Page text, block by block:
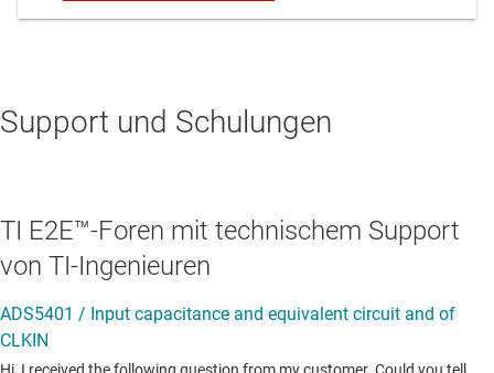
Support und Schulungen
TI E2E™-Foren mit technischem Support
von TI-Ingenieuren